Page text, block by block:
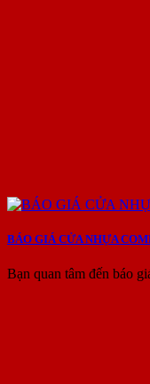
BÁO GIÁ CỬA NHỰA
Bạn quan tâm đến báo